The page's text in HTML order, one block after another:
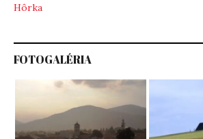
Hôrka
FOTOGALÉRIA